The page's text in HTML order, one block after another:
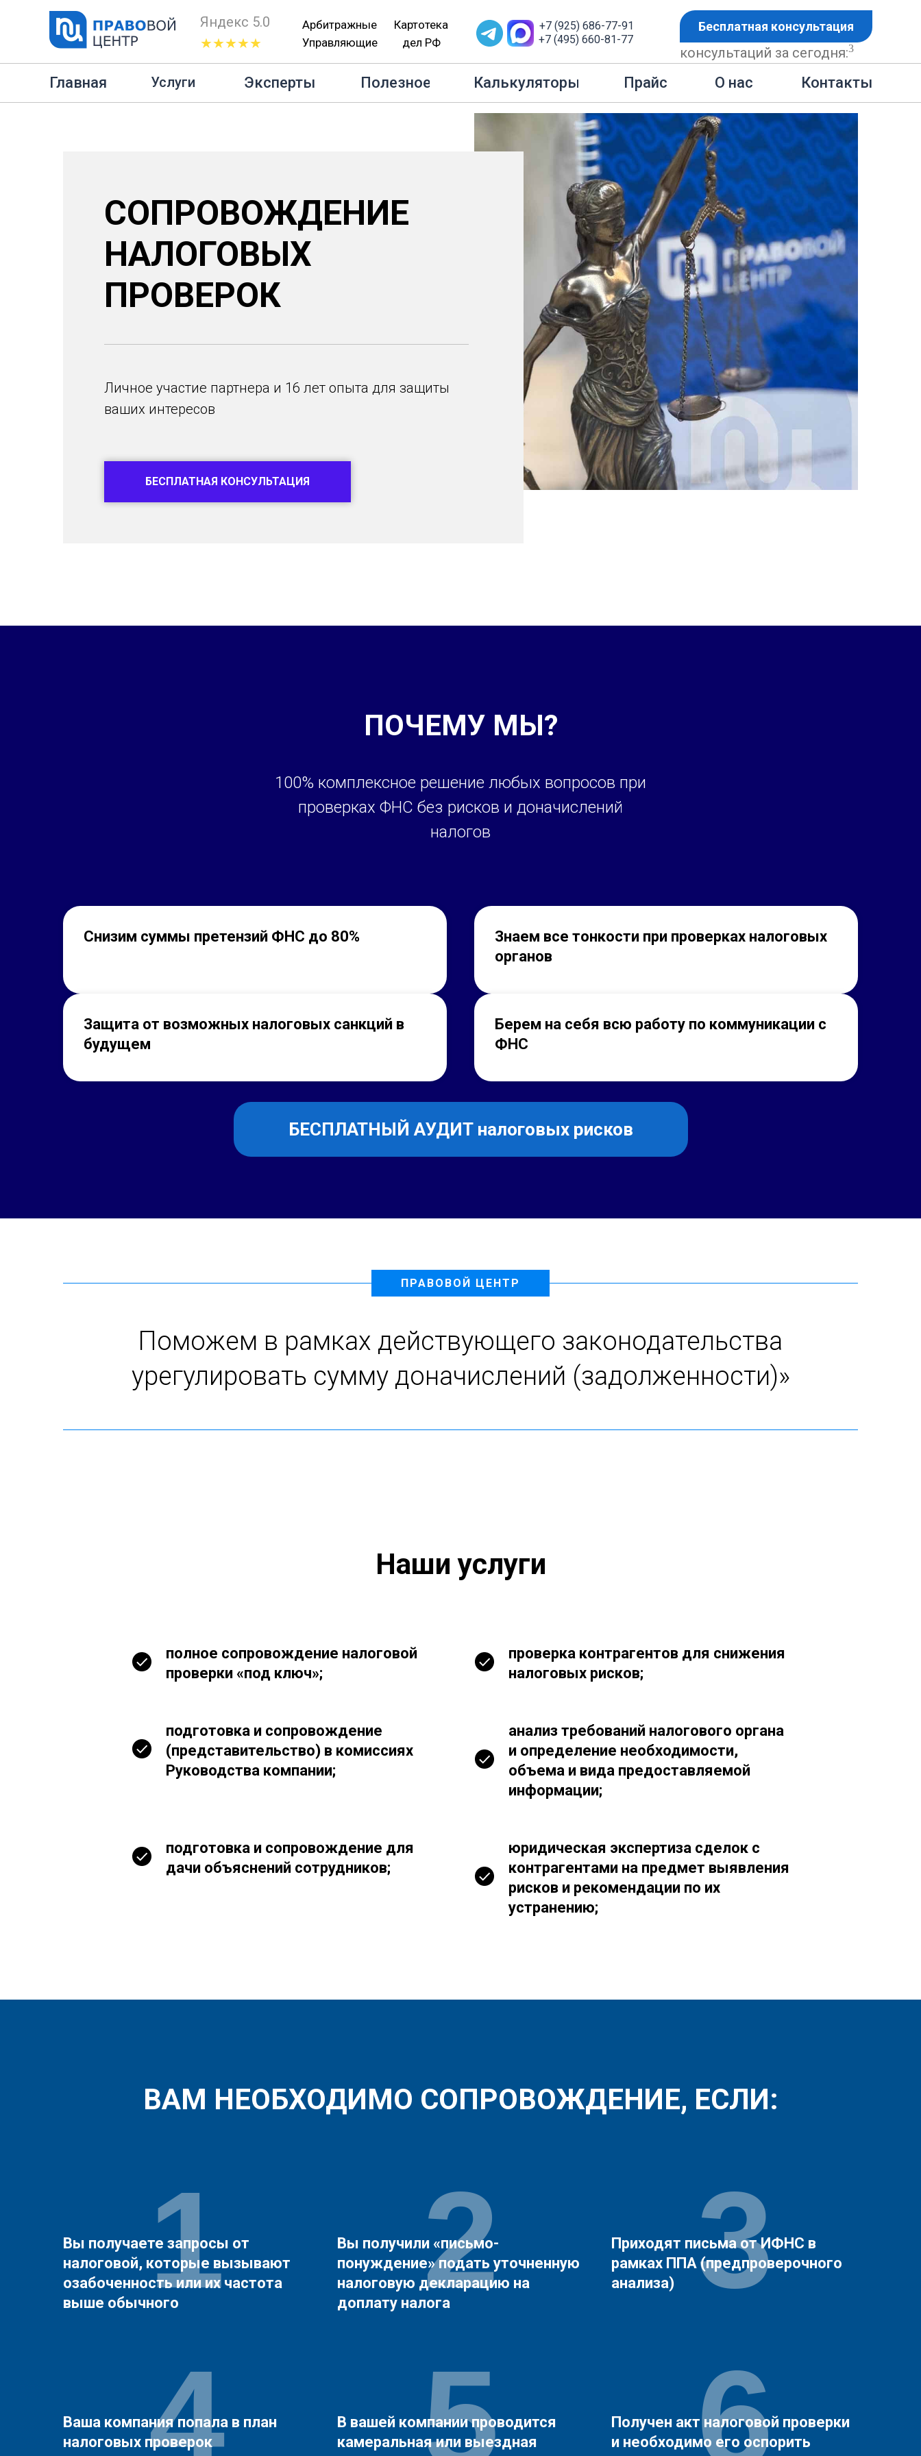
+7 (925) 686-77-91
+7 (495) 660-81-77
Эксперты О нас
Полезное
Главная Услуги Прайс
Калькуляторы Контакты
Арбитражные
Управляющие
Картотека
дел РФ
Бесплатная консультация
Яндекс 5.0
★★★★★
консультаций за сегодня:3
СОПРОВОЖДЕНИЕ
НАЛОГОВЫХ
ПРОВЕРОК
Личное участие партнера и 16 лет опыта для защиты
ваших интересов
БЕСПЛАТНАЯ КОНСУЛЬТАЦИЯ
ПОЧЕМУ МЫ?
100% комплексное решение любых вопросов при
проверках ФНС без рисков и доначислений
налогов
Снизим суммы претензий ФНС до 80% Знаем все тонкости при проверках налоговых
органов
Защита от возможных налоговых санкций в
будущем
Берем на себя всю работу по коммуникации с
ФНС
БЕСПЛАТНЫЙ АУДИТ налоговых рисков
ПРАВОВОЙ ЦЕНТР
Поможем в рамках действующего законодательства
урегулировать сумму доначислений (задолженности)»
Наши услуги
полное сопровождение налоговой
проверки «под ключ»;
проверка контрагентов для снижения
налоговых рисков;
подготовка и сопровождение
(представительство) в комиссиях
Руководства компании;
анализ требований налогового органа
и определение необходимости,
объема и вида предоставляемой
информации;
подготовка и сопровождение для
дачи объяснений сотрудников;
юридическая экспертиза сделок с
контрагентами на предмет выявления
рисков и рекомендации по их
устранению;
ВАМ НЕОБХОДИМО СОПРОВОЖДЕНИЕ, ЕСЛИ:
Вы получаете запросы от
налоговой, которые вызывают
озабоченность или их частота
выше обычного1
Вы получили «письмо-
понуждение» подать уточненную
налоговую декларацию на
доплату налога2
Приходят письма от ИФНС в
рамках ППА (предпроверочного
анализа)
3
Ваша компания попала в план
налоговых проверок
4
В вашей компании проводится
камеральная или выездная
5
Получен акт налоговой проверки
и необходимо его оспорить
6